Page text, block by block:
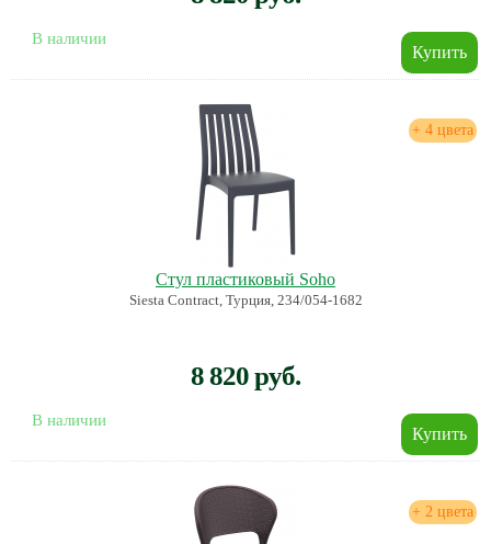
В наличии
+ 4 цвета
Стул пластиковый Soho
Siesta Contract, Турция, 234/054-1682
8 820 руб.
В наличии
+ 2 цвета